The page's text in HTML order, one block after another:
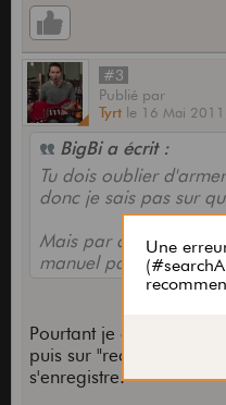
#3
Publié par
Tyrt le 16 Mai
BigBi a écrit :
Tu dois oublier
donc je sais pas sur
Mais par contre,
manuel papier ou
Pourtant je clique sur
puis sur "record" et j'ai
s'enregistre.